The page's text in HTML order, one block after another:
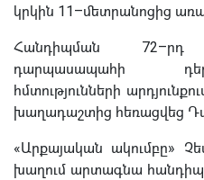
կրկին 11–մետրանոցից
Հանդիպման 72–րդ
դարպասապահի
հմտությունների
խաղադաշտից հեռացվեց
«Արքայական ակումբը»
խաղում արտագնա